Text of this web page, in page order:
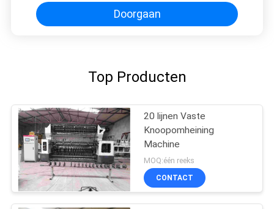
Doorgaan
Top Producten
20 lijnen Vaste
Knoopomheining
Machine
MOQ:één reeks
CONTACT